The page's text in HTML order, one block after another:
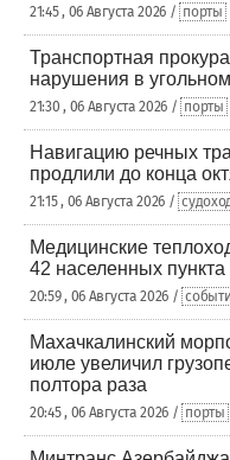
21:45 , 06 Августа 2026 / порты
Транспортная
нарушения в
21:30 , 06 Августа 2026 / порты
Навигацию речных
продлили до конца
21:15 , 06 Августа 2026 /
Медицинские
42 населенных
20:59 , 06 Августа 2026 /
Махачкалинский
июле увеличил
полтора раза
20:45 , 06 Августа 2026 / порты